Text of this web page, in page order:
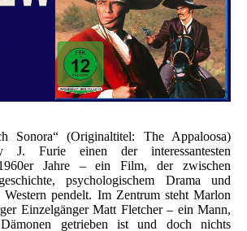
Sonora“ (Originaltitel: The Appaloosa)
J. Furie einen der interessantesten
Jahre – ein Film, der zwischen
psychologischem Drama und
Western pendelt. Im Zentrum steht Marlon
Einzelgänger Matt Fletcher – ein Mann,
getrieben ist und doch nichts